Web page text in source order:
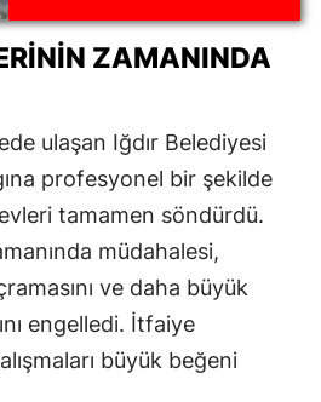
ZAMANINDA
ulaşan Iğdır Belediyesi
profesyonel bir şekilde
tamamen söndürdü.
müdahalesi,
ve daha büyük
engelledi. İtfaiye
büyük beğeni